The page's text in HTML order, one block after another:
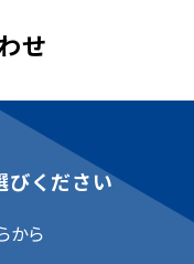
せ
びください
から